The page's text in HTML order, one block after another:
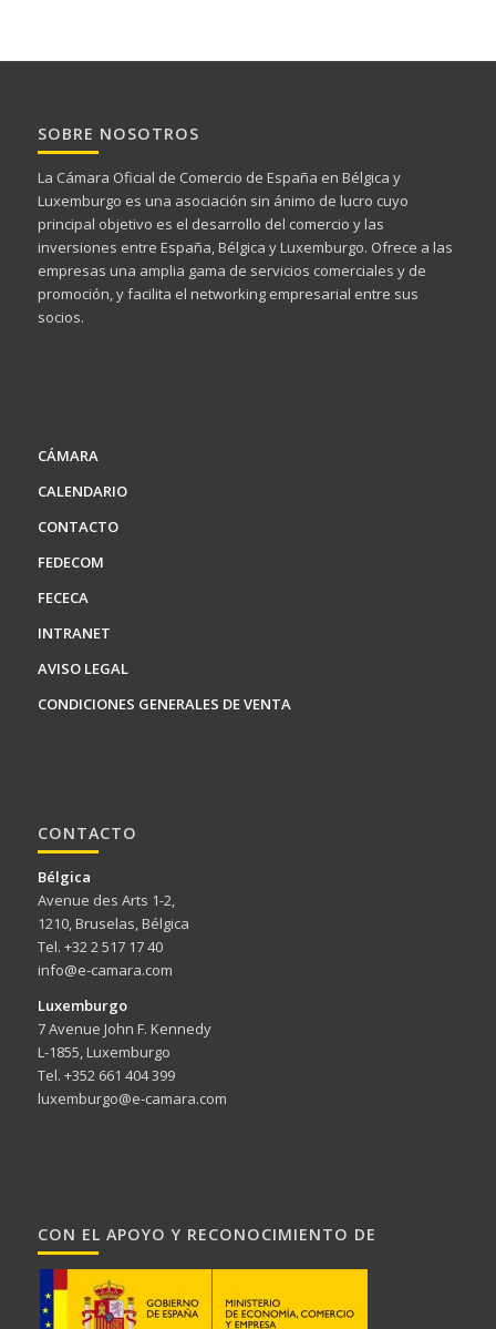
SOBRE NOSOTROS
La Cámara Oficial de Comercio de España en Bélgica y
Luxemburgo es una asociación sin ánimo de lucro cuyo
principal objetivo es el desarrollo del comercio y las
inversiones entre España, Bélgica y Luxemburgo. Ofrece a las
empresas una amplia gama de servicios comerciales y de
promoción, y facilita el networking empresarial entre sus
socios.
CÁMARA
CALENDARIO
CONTACTO
FEDECOM
FECECA
INTRANET
AVISO LEGAL
CONDICIONES GENERALES DE VENTA
CONTACTO
Bélgica
Avenue des Arts 1-2,
1210, Bruselas, Bélgica
Tel. +32 2 517 17 40
info@e-camara.com
Luxemburgo
7 Avenue John F. Kennedy
L-1855, Luxemburgo
Tel. +352 661 404 399
luxemburgo@e-camara.com
CON EL APOYO Y RECONOCIMIENTO DE